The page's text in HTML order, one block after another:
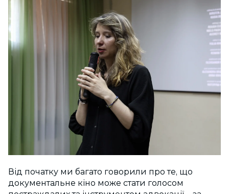
Від початку ми багато говорили про те, що
документальне кіно може стати голосом